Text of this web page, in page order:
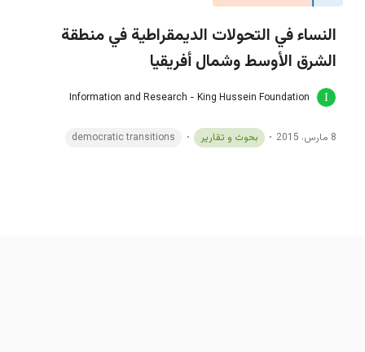
النساء في التحولات الديمقراطية في منطقة
الشرق الأوسط وشمال أفريقيا
Information and Research - King Hussein Foundation
8 مارس، 2015 بحوث و تقارير democratic transitions